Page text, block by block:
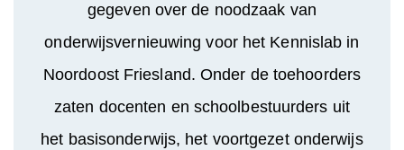
gegeven over de noodzaak van
onderwijsvernieuwing voor het Kennislab in
Noordoost Friesland. Onder de toehoorders
zaten docenten en schoolbestuurders uit
het basisonderwijs, het voortgezet onderwijs